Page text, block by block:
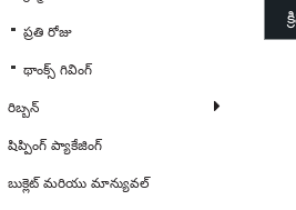
ప్రతి రోజు
థాంక్స్ గివింగ్
రిబ్బన్
షిప్పింగ్ ప్యాకేజింగ్
బుక్లెట్ మరియు మాన్యువల్